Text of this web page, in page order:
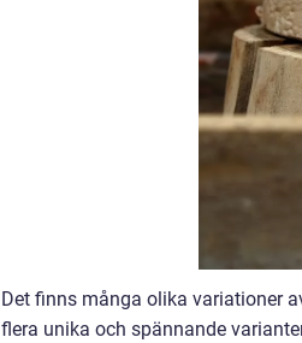
Det finns många olika variationer
flera unika och spännande